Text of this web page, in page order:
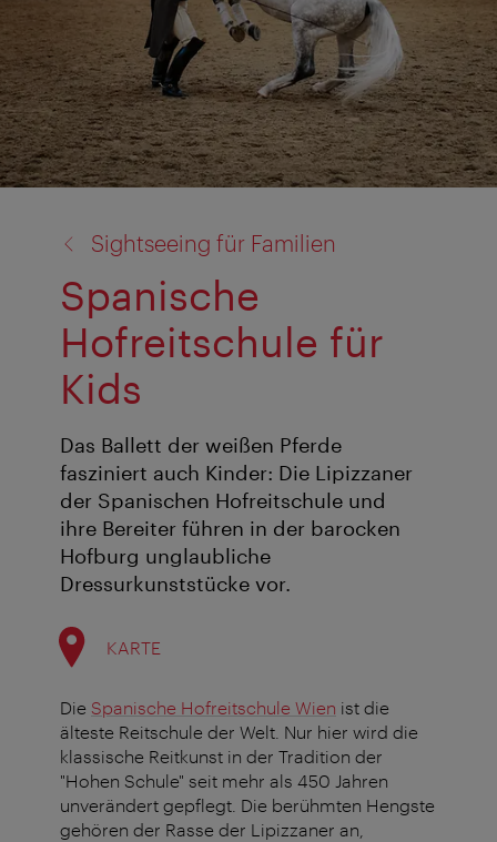
Sightseeing für Familien
Spanische
Hofreitschule für
Kids
Das Ballett der weißen Pferde
fasziniert auch Kinder: Die Lipizzaner
der Spanischen Hofreitschule und
ihre Bereiter führen in der barocken
Hofburg unglaubliche
Dressurkunststücke vor.
KARTE
Die Spanische Hofreitschule Wien ist die
älteste Reitschule der Welt. Nur hier wird die
klassische Reitkunst in der Tradition der
"Hohen Schule" seit mehr als 450 Jahren
unverändert gepflegt. Die berühmten Hengste
gehören der Rasse der Lipizzaner an,